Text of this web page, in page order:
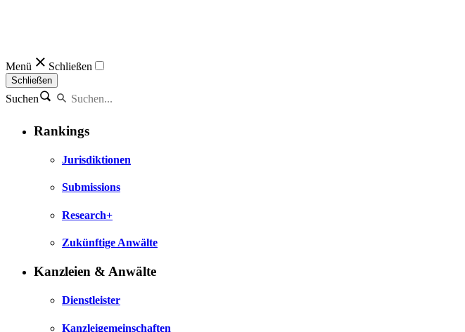
Menü Schließen
Schließen
Suchen
Rankings
Jurisdiktionen
Submissions
Research+
Zukünftige Anwälte
Kanzleien & Anwälte
Dienstleister
Kanzleigemeinschaften